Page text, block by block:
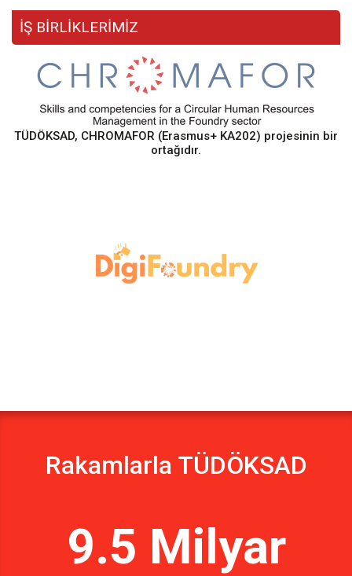
İŞ BİRLİKLERİMİZ
TÜDÖKSAD, CHROMAFOR (Erasmus+ KA202) projesinin bir
ortağıdır.
Rakamlarla TÜDÖKSAD
9.5 Milyar